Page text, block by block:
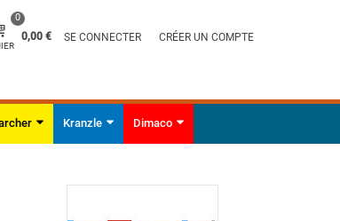
0
0,00 € SE CONNECTER CRÉER UN COMPTE
Kranzle Dimaco